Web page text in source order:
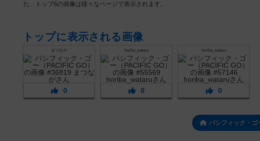
た、トップ6の画像は様々なページで表示されます。
トップに表示される画像
まつなが
0
horiba_wataru
0
horiba_wataru
0
パシフィック・ゴ